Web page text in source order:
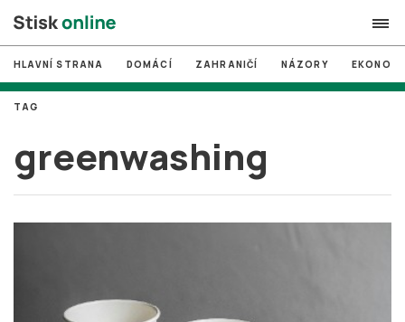
search
# MUNI
# Brno
# volby
Založit nový účet
HLAVNÍ STRANA DOMÁCÍ ZAHRANIČÍ NÁZORY
greenwashing
TAG